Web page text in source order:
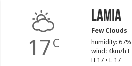
17 C
Lamia
Few Clouds
humidity: 67%
wind: 4km/h E
H 17 • L 17